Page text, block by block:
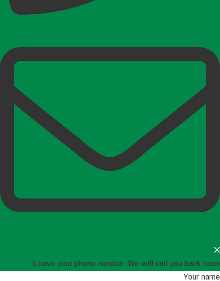
Leave your phone number. We will call you back soon!
Your name